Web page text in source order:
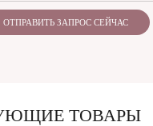
ОТПРАВИТЬ ЗАПРОС СЕЙЧАС
ТОВАРЫ